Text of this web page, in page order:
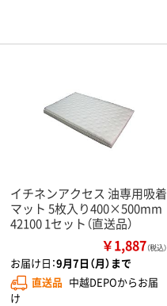
イチネンアクセス 油専用吸着
マット 5枚入り400×500mm
42100 1セット（直送品）
￥1,887（税込）
お届け日：9月7日（月）まで
直送品 中越DEPOからお届
け